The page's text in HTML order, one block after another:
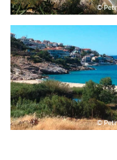
©
©